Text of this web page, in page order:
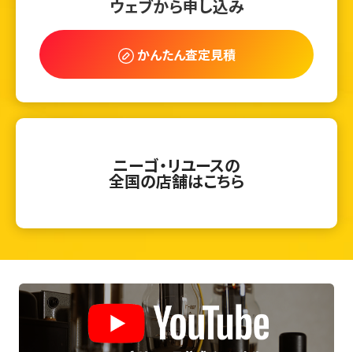
ウェブから申し込み
かんたん査定見積
ニーゴ・リユースの
全国の店舗はこちら